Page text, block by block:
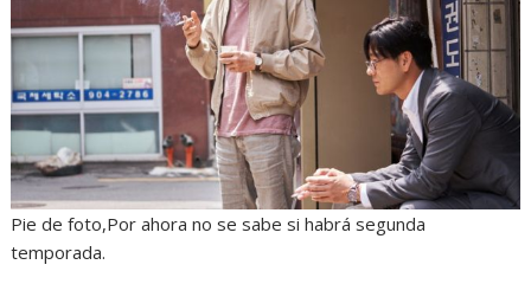
Pie de foto,Por ahora no se sabe si habrá segunda
temporada.